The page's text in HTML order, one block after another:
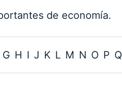
de economía.
G H I J K L M N O P Q